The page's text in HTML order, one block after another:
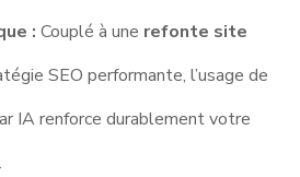
: Couplé à une refonte site
SEO performante, l’usage de
IA renforce durablement votre